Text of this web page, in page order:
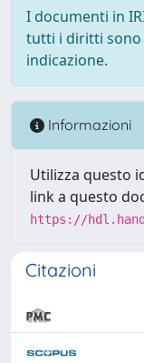
I documenti in
tutti i diritti sono
indicazione.
Informazioni
Utilizza questo
link a questo
https://
Citazioni